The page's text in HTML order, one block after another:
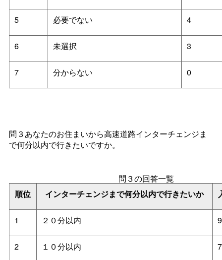
5 必要でない 4
6 未選択 3
7 分からない 0
問３あなたのお住まいから高速道路インターチェンジま
で何分以内で行きたいですか。
順位 インターチェンジまで何分以内で行きたいか
問３の回答一覧
1 ２０分以内
2 １０分以内